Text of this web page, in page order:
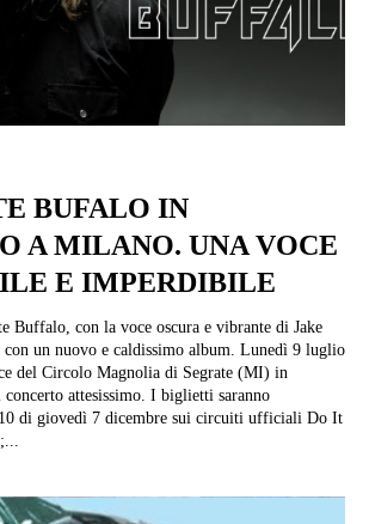
BUFALO IN
A MILANO. UNA VOCE
E IMPERDIBILE
Buffalo, con la voce oscura e vibrante di Jake
un nuovo e caldissimo album. Lunedì 9 luglio
del Circolo Magnolia di Segrate (MI) in
concerto attesissimo. I biglietti saranno
di giovedì 7 dicembre sui circuiti ufficiali Do It